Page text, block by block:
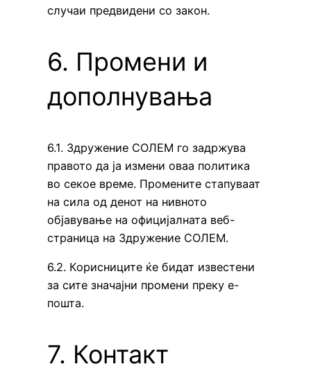
случаи предвидени со закон.
6. Промени и
дополнувања
6.1. Здружение СОЛЕМ го задржува
правото да ја измени оваа политика
во секое време. Промените стапуваат
на сила од денот на нивното
објавување на официјалната веб-
страница на Здружение СОЛЕМ.
6.2. Корисниците ќе бидат известени
за сите значајни промени преку е-
пошта.
7. Контакт